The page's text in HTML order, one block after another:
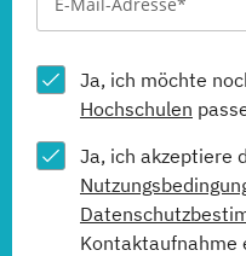
Ja, ich möchte
Hochschulen
Ja, ich akzeptiere
Kontaktaufnahme